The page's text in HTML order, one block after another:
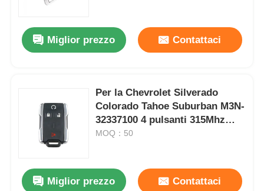
Miglior prezzo Contattaci
Per la Chevrolet Silverado
Colorado Tahoe Suburban M3N-
32337100 4 pulsanti 315Mhz
Keyless Entry Car Fob Remote
MOQ：50
Miglior prezzo Contattaci